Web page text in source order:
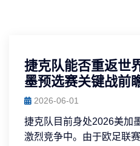
捷克队能否重返世
墨预选赛关键战前
2026-06-01
捷克队目前身处2026美加
激烈竞争中。由于欧足联